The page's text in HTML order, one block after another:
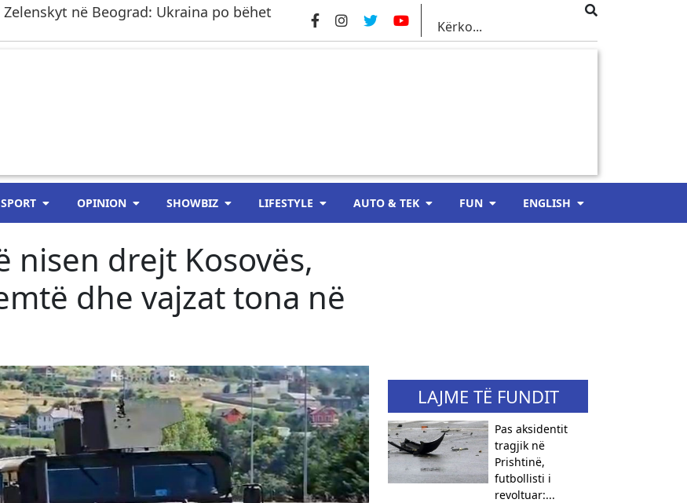
në Beograd: Ukraina po bëhet
SPORT OPINION SHOWBIZ LIFESTYLE AUTO & TEK FUN ENGLISH
nisen drejt Kosovës,
dhe vajzat tona në
LAJME TË FUNDIT
Pas aksidentit
tragjik në
Prishtinë,
futbollisti i
revoltuar:...